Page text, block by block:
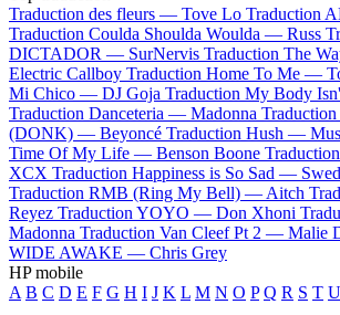
Traduction des fleurs — Tove Lo Traduction
Traduction Coulda Shoulda Woulda — Russ
DICTADOR — SurNervis Traduction The
Electric Callboy Traduction Home To Me —
Mi Chico — DJ Goja Traduction My Body
Traduction Danceteria — Madonna
(DONK) — Beyoncé Traduction Hush —
Time Of My Life — Benson Boone
XCX Traduction Happiness is So Sad —
Traduction RMB (Ring My Bell) — Aitch
Reyez Traduction YOYO — Don Xhoni
Madonna Traduction Van Cleef Pt 2 — Malie
WIDE AWAKE — Chris Grey
HP mobile
A B C D E F G H I J K L M N O P Q R S T U